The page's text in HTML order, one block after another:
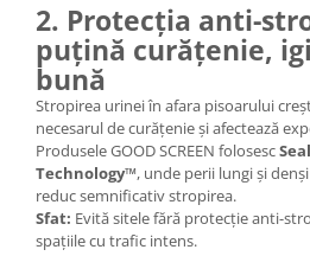
2. Protecția anti-
puțină curățenie,
bună
Stropirea urinei în afara pisoarului
necesarul de curățenie și afectează
Produsele GOOD SCREEN folosesc
Technology™, unde perii lungi și
reduc semnificativ stropirea.
Sfat: Evită sitele fără protecție anti-
spațiile cu trafic intens.